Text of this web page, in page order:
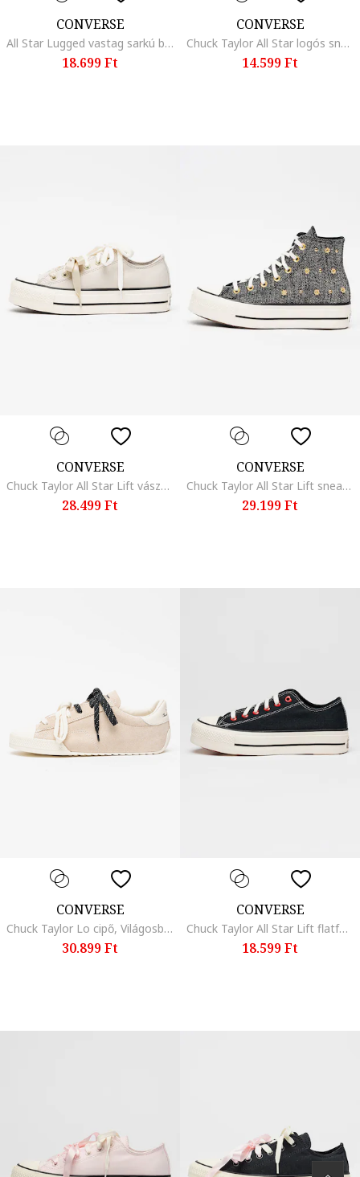
CONVERSE
All Star Lugged vastag sarkú bőrsneaker, Csontszín
18.699 Ft
CONVERSE
Chuck Taylor All Star logós sneaker, Púderkék
14.599 Ft
CONVERSE
Chuck Taylor All Star Lift vászoncipő, Törtfehér
28.499 Ft
CONVERSE
Chuck Taylor All Star Lift sneaker, Fekete/Krémszín
29.199 Ft
CONVERSE
Chuck Taylor Lo cipő, Világosbézs
30.899 Ft
CONVERSE
Chuck Taylor All Star Lift flatform textilcipő, Fekete
18.599 Ft